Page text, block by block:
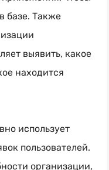
базе. Также
выявить, какое
находится
использует
пользователей.
организации,